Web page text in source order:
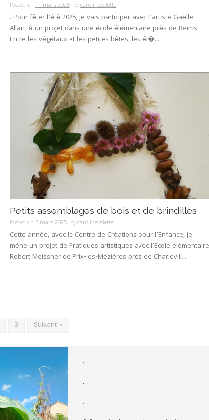
Posted on11 mars 2025 bycarolinevalette
. Pour fêter l’été 2025, je vais participer avec l’artiste Gaëlle
Allart, à un projet dans une école élémentaire près de Reims
Entre les végétaux et les petites bêtes, les él�...
Petits assemblages de bois et de brindilles
Posted on3 mars 2025 bycarolinevalette
Cette année, avec le Centre de Créations pour l’Enfance, je
mène un projet de Pratiques artistiques avec l’Ecole élémentaire
Robert Meissner de Prix-les-Mézières près de Charlevill...
3 Suivant »
.
.
.